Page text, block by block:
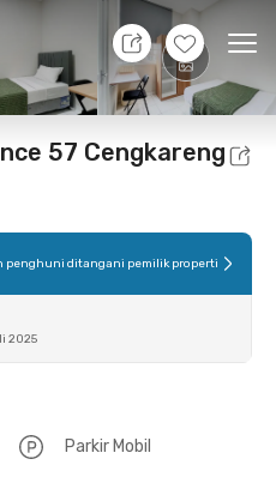
+10
Lokasi Kamar
57 Cengkareng
penghuni ditangani pemilik properti
2025
Parkir Mobil